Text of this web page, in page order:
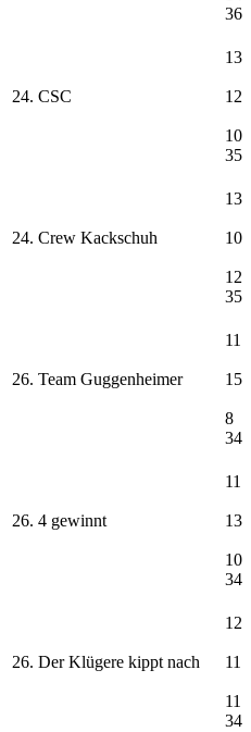
36
24. CSC
13
12
10
35
24. Crew Kackschuh
13
10
12
35
26. Team Guggenheimer
11
15
8
34
26. 4 gewinnt
11
13
10
34
26. Der Klügere kippt nach
12
11
11
34